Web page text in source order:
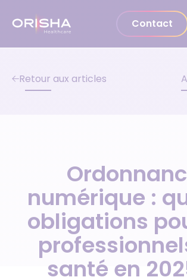
Contact
Retour aux articles
numérique :
obligations
santé en